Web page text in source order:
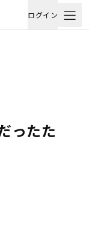
ログイン
ったた